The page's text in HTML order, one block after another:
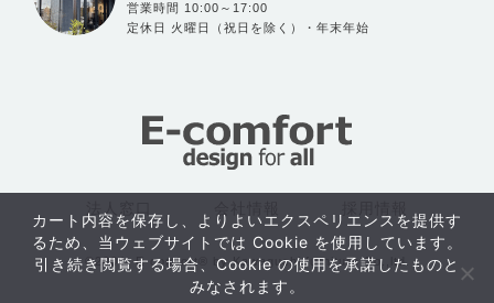
おすすめ
営業時間 10:00～17:00
定休日 火曜日（祝日を除く）・年末年始
©2004- E-comfort® by Kawaguchi furniture Co.,ltd.
カート内容を保存し、よりよいエクスペリエンスを提供す
るため、当ウェブサイトでは Cookie を使用しています。
引き続き閲覧する場合、Cookie の使用を承諾したものと
みなされます。